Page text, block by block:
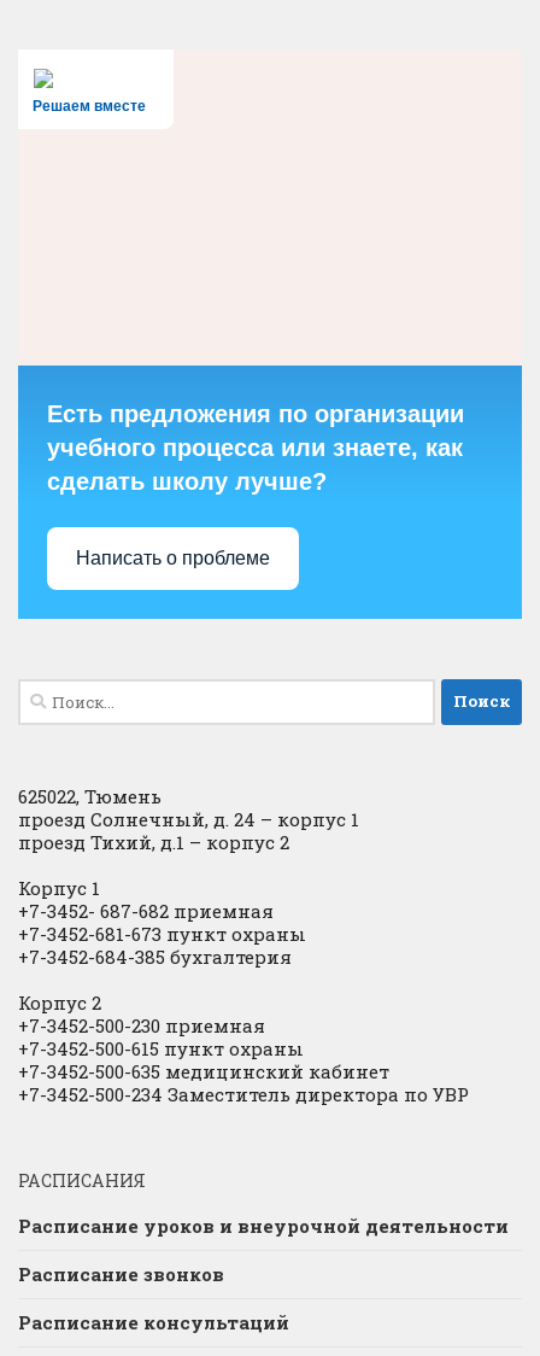
Решаем вместе
Есть предложения по организации
учебного процесса или знаете, как
сделать школу лучше?
Написать о проблеме
Найти:
625022, Тюмень
проезд Солнечный, д. 24 – корпус 1
проезд Тихий, д.1 – корпус 2
Корпус 1
+7-3452- 687-682 приемная
+7-3452-681-673 пункт охраны
+7-3452-684-385 бухгалтерия
Корпус 2
+7-3452-500-230 приемная
+7-3452-500-615 пункт охраны
+7-3452-500-635 медицинский кабинет
+7-3452-500-234 Заместитель директора по УВР
РАСПИСАНИЯ
Расписание уроков и внеурочной деятельности
Расписание звонков
Расписание консультаций